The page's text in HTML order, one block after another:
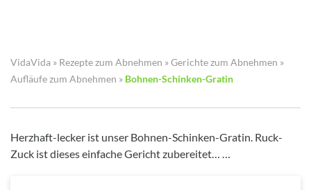
VidaVida » Rezepte zum Abnehmen »Gerichte zum Abnehmen »
Aufläufe zum Abnehmen » Bohnen-Schinken-Gratin
Herzhaft-lecker ist unser Bohnen-Schinken-Gratin. Ruck-
Zuck ist dieses einfache Gericht zubereitet… …